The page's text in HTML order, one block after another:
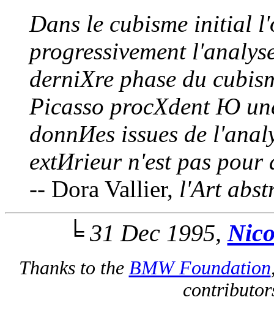
Dans le cubisme initial
progressivement
derniХre phase du
Picasso procХdent Ю
donnИes issues de
extИrieur n'est pas
-- Dora Vallier, l'Art
╘ 31 Dec 1995,
Thanks to the BMW Foundation